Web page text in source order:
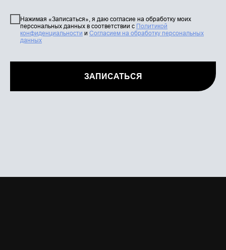
Нажимая «Записаться», я даю согласие на обработку моих
персональных данных в соответствии с Политикой
конфиденциальности и Согласием на обработку персональных
данных
ЗАПИСАТЬСЯ